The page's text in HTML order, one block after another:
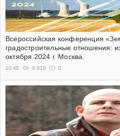
Всероссийская конференция
градостроительные отношения:
октября 2024 г. Москва.
10:48 6 818 0